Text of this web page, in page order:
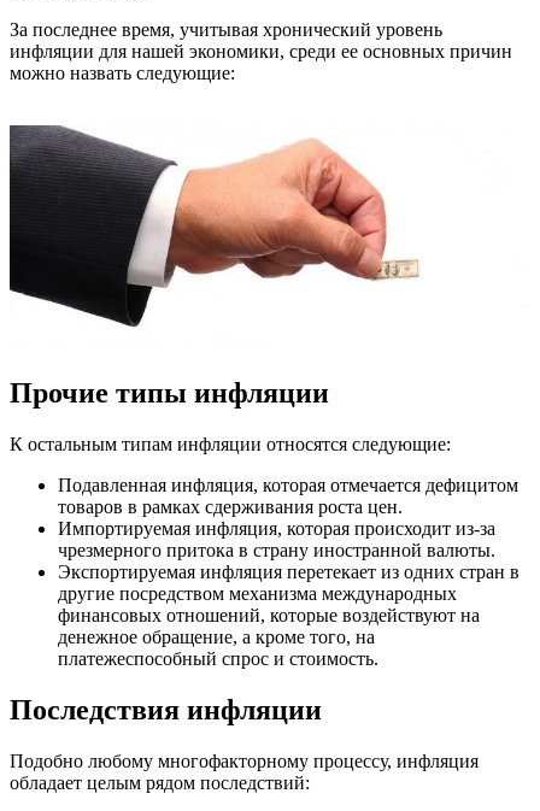
За последнее время, учитывая хронический уровень
инфляции для нашей экономики, среди ее основных причин
можно назвать следующие:
Прочие типы инфляции
К остальным типам инфляции относятся следующие:
Подавленная инфляция, которая отмечается дефицитом
товаров в рамках сдерживания роста цен.
Импортируемая инфляция, которая происходит из-за
чрезмерного притока в страну иностранной валюты.
Экспортируемая инфляция перетекает из одних стран в
другие посредством механизма международных
финансовых отношений, которые воздействуют на
денежное обращение, а кроме того, на
платежеспособный спрос и стоимость.
Последствия инфляции
Подобно любому многофакторному процессу, инфляция
обладает целым рядом последствий: